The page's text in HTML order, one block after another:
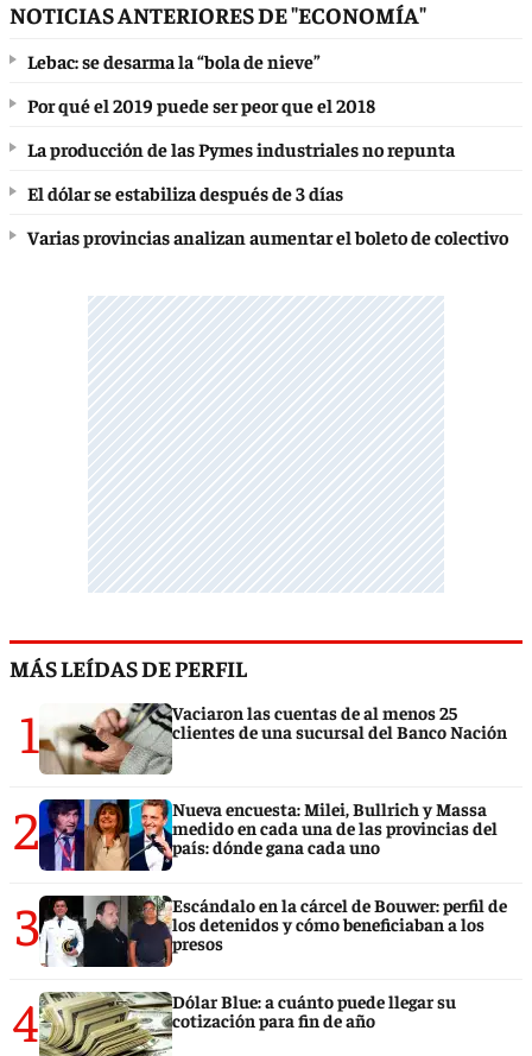
NOTICIAS ANTERIORES DE "ECONOMÍA"
Lebac: se desarma la “bola de nieve”
Por qué el 2019 puede ser peor que el 2018
La producción de las Pymes industriales no repunta
El dólar se estabiliza después de 3 días
Varias provincias analizan aumentar el boleto de colectivo
MÁS LEÍDAS DE PERFIL
1
Vaciaron las cuentas de al menos 25
clientes de una sucursal del Banco Nación
2
Nueva encuesta: Milei, Bullrich y Massa
medido en cada una de las provincias del
país: dónde gana cada uno
3
Escándalo en la cárcel de Bouwer: perfil de
los detenidos y cómo beneficiaban a los
presos
4
Dólar Blue: a cuánto puede llegar su
cotización para fin de año